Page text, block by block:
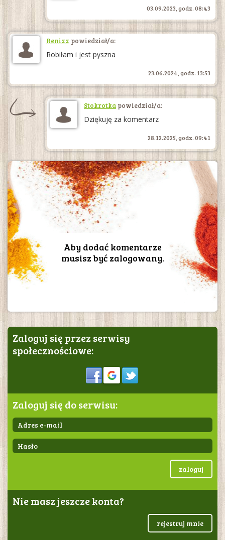
03.09.2023, godz. 08:43
Renixx powiedział/a:
Robiłam i jest pyszna
23.06.2024, godz. 13:53
Stokrotka powiedział/a:
Dziękuję za komentarz
28.12.2025, godz. 09:41
Aby dodać komentarze
musisz być zalogowany.
Zaloguj się przez serwisy
społecznościowe:
Sign in
Zaloguj się do serwisu:
zaloguj
Nie masz jeszcze konta?
rejestruj mnie